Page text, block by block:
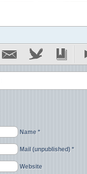
Name *
Mail (unpublished) *
Website